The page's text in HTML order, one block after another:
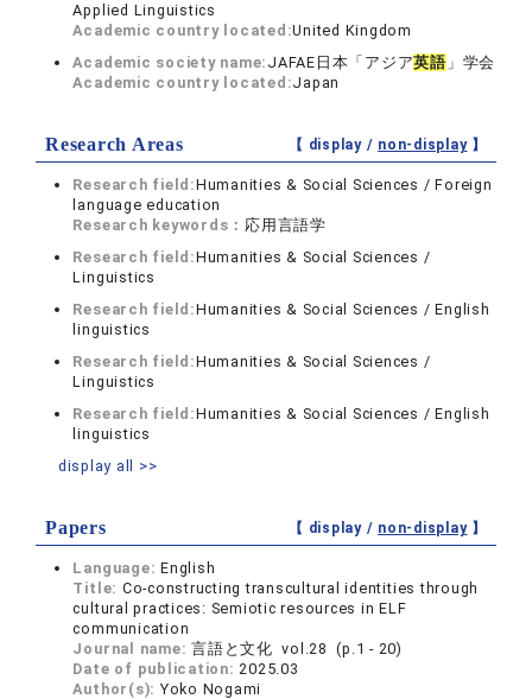
Applied Linguistics
Academic country located:United Kingdom
Academic society name: JAFAE日本「アジア英語 」学会
Academic country located:Japan
Research Areas 【 display / non-display】
Research field:Humanities & Social Sciences / Foreign
language education
Research keywords： 応用言語学
Research field:Humanities & Social Sciences /
Linguistics
Research field:Humanities & Social Sciences / English
linguistics
Research field:Humanities & Social Sciences /
Linguistics
Research field:Humanities & Social Sciences / English
linguistics
display all >>
Papers 【 display / non-display】
Language:English
Title: Co-constructing transcultural identities through
cultural practices: Semiotic resources in ELF
communication
Journal name:言語と文化 vol.28 (p.1 - 20)
Date of publication:2025.03
Author(s): Yoko Nogami